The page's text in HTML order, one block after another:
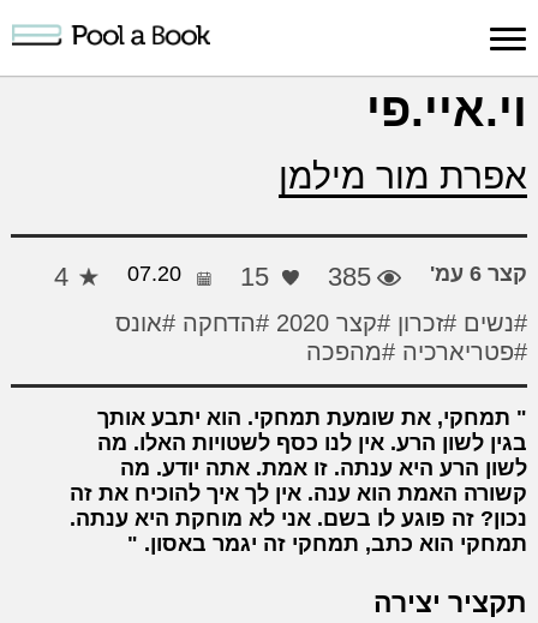
כניסה למערכת
יצירה
יצירה
הרשמה
וי.איי.פי
אפרת מור מילמן
קצר 6 עמ' 385
15
07.20
4
#נשים #זכרון #קצר 2020 #הדחקה #אונס
#פטריארכיה #מהפכה
תמחקי, את שומעת תמחקי. הוא יתבע אותך
בגין לשון הרע. אין לנו כסף לשטויות האלו. מה
לשון הרע היא ענתה. זו אמת. אתה יודע. מה
קשורה האמת הוא ענה. אין לך איך להוכיח את זה
נכון? זה פוגע לו בשם. אני לא מוחקת היא ענתה.
תמחקי הוא כתב, תמחקי זה יגמר באסון.
תקציר יצירה